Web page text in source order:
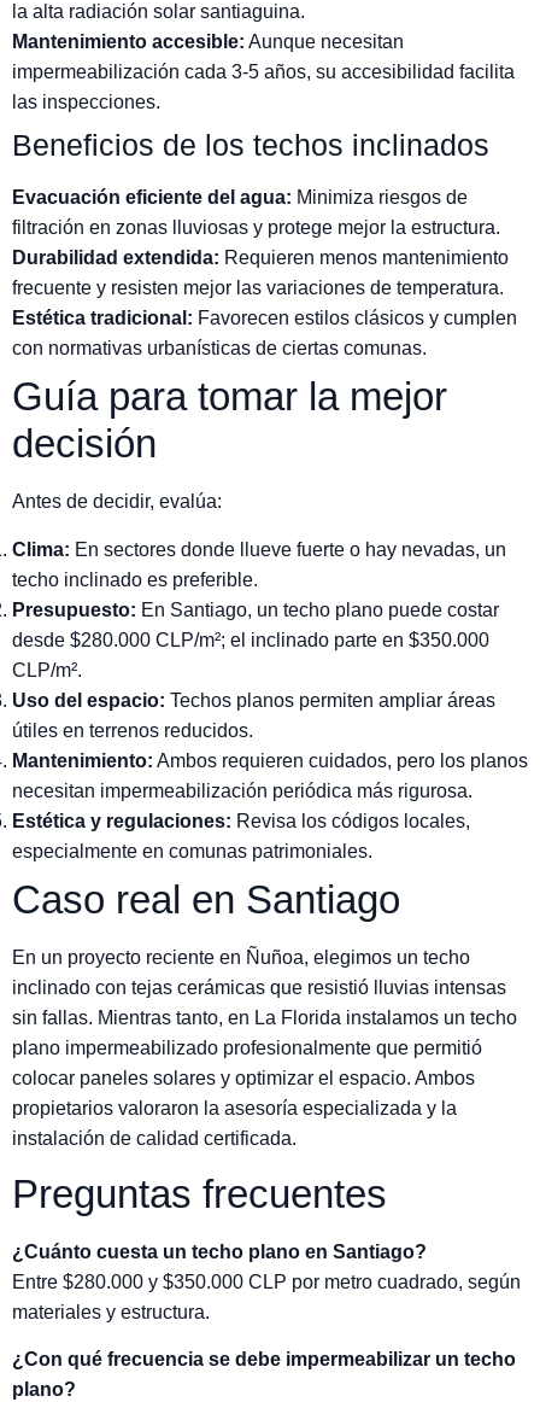
la alta radiación solar santiaguina.
Mantenimiento accesible: Aunque necesitan
impermeabilización cada 3-5 años, su accesibilidad facilita
las inspecciones.
Beneficios de los techos inclinados
Evacuación eficiente del agua: Minimiza riesgos de
filtración en zonas lluviosas y protege mejor la estructura.
Durabilidad extendida: Requieren menos mantenimiento
frecuente y resisten mejor las variaciones de temperatura.
Estética tradicional: Favorecen estilos clásicos y cumplen
con normativas urbanísticas de ciertas comunas.
Guía para tomar la mejor
decisión
Antes de decidir, evalúa:
Clima: En sectores donde llueve fuerte o hay nevadas, un
techo inclinado es preferible.
Presupuesto: En Santiago, un techo plano puede costar
desde $280.000 CLP/m²; el inclinado parte en $350.000
CLP/m².
Uso del espacio: Techos planos permiten ampliar áreas
útiles en terrenos reducidos.
Mantenimiento: Ambos requieren cuidados, pero los planos
necesitan impermeabilización periódica más rigurosa.
Estética y regulaciones: Revisa los códigos locales,
especialmente en comunas patrimoniales.
Caso real en Santiago
En un proyecto reciente en Ñuñoa, elegimos un techo
inclinado con tejas cerámicas que resistió lluvias intensas
sin fallas. Mientras tanto, en La Florida instalamos un techo
plano impermeabilizado profesionalmente que permitió
colocar paneles solares y optimizar el espacio. Ambos
propietarios valoraron la asesoría especializada y la
instalación de calidad certificada.
Preguntas frecuentes
¿Cuánto cuesta un techo plano en Santiago?
Entre $280.000 y $350.000 CLP por metro cuadrado, según
materiales y estructura.
¿Con qué frecuencia se debe impermeabilizar un techo
plano?